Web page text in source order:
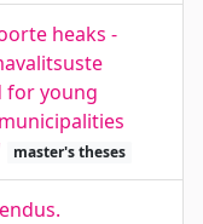
heaks -
for young
master's theses